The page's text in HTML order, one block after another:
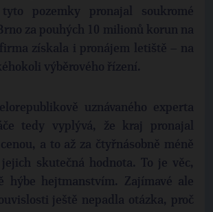
pozemky pronajal soukromé
za pouhých 10 milionů korun na
získala i pronájem letiště – na
výběrového řízení.
uznávaného experta
tedy vyplývá, že kraj pronajal
a to až za čtyřnásobně méně
skutečná hodnota. To je věc,
hýbe hejtmanstvím. Zajímavé ale
ještě nepadla otázka, proč